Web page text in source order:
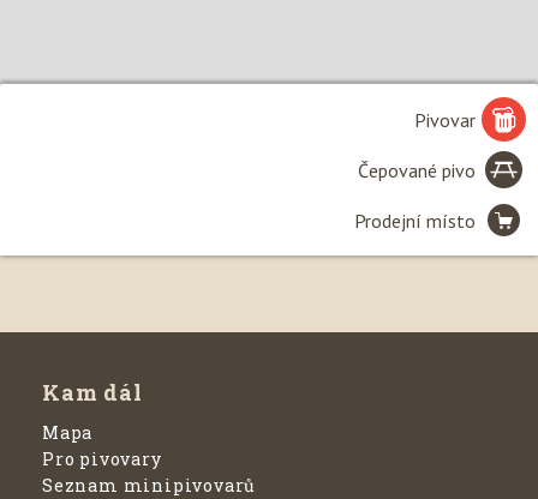
Pivovar
Čepované pivo
Prodejní místo
Kam dál
Mapa
Pro pivovary
Seznam minipivovarů